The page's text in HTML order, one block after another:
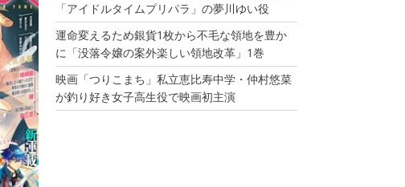
「アイドルタイムプリパラ」の夢川ゆい役
運命変えるため銀貨1枚から不毛な領地を豊か
に「没落令嬢の案外楽しい領地改革」1巻
映画「つりこまち」私立恵比寿中学・仲村悠菜
が釣り好き女子高生役で映画初主演